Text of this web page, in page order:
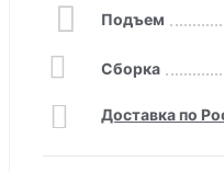
Подъем
Сборка
Доставка по